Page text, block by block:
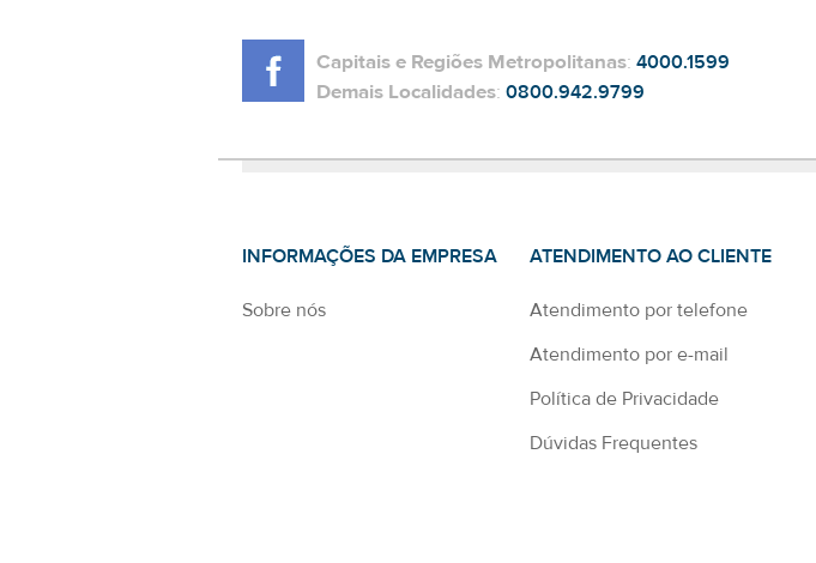
Capitais e Regiões Metropolitanas: 4000.1599
Demais Localidades: 0800.942.9799
INFORMAÇÕES DA EMPRESA
Sobre nós
ATENDIMENTO AO CLIENTE
Atendimento por telefone
Atendimento por e-mail
Política de Privacidade
Dúvidas Frequentes